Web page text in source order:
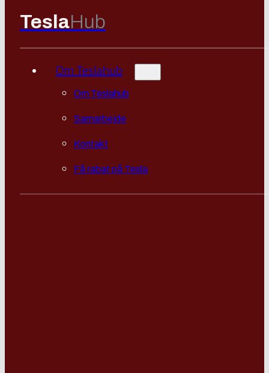
TeslaHub
Om Teslahub
Om Teslahub
Samarbejde
Kontakt
Få rabat på Tesla